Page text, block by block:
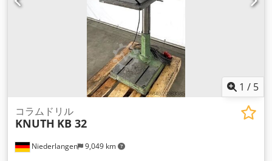
1 / 5
Niederlangen 9,049 km
コラムドリル
KNUTH KB 32